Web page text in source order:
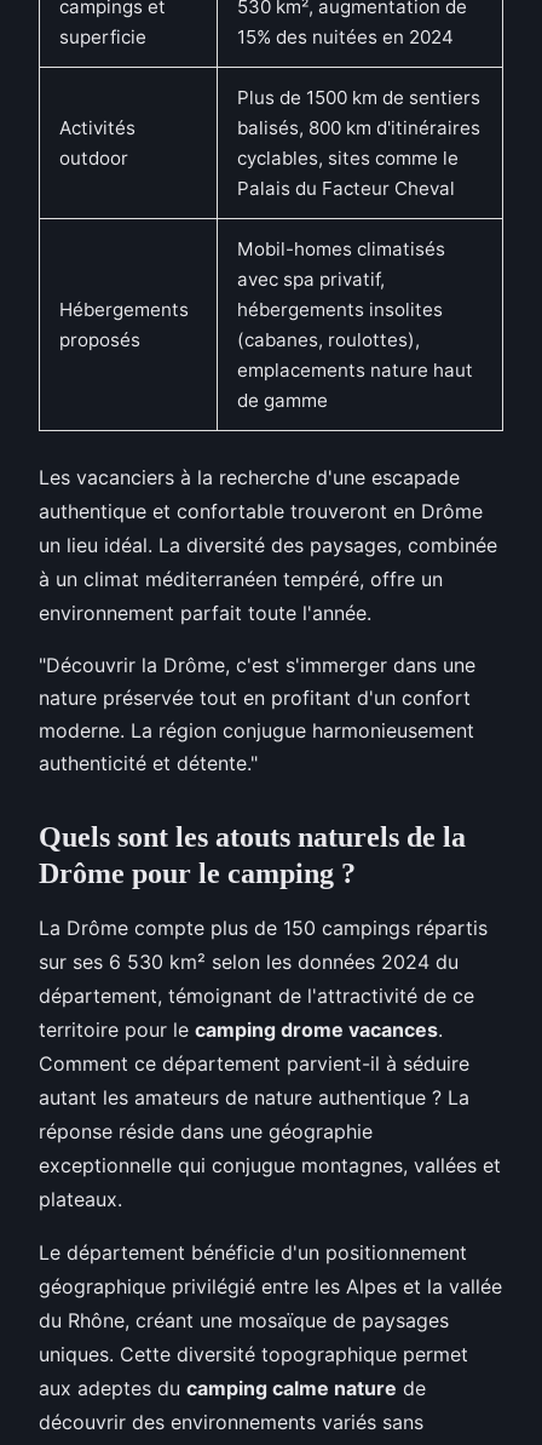
campings et
superficie
530 km², augmentation de
15% des nuitées en 2024
Activités
outdoor
Plus de 1500 km de sentiers
balisés, 800 km d'itinéraires
cyclables, sites comme le
Palais du Facteur Cheval
Hébergements
proposés
Mobil-homes climatisés
avec spa privatif,
hébergements insolites
(cabanes, roulottes),
emplacements nature haut
de gamme
Les vacanciers à la recherche d'une escapade
authentique et confortable trouveront en Drôme
un lieu idéal. La diversité des paysages, combinée
à un climat méditerranéen tempéré, offre un
environnement parfait toute l'année.
"Découvrir la Drôme, c'est s'immerger dans une
nature préservée tout en profitant d'un confort
moderne. La région conjugue harmonieusement
authenticité et détente."
Quels sont les atouts naturels de la
Drôme pour le camping ?
La Drôme compte plus de 150 campings répartis
sur ses 6 530 km² selon les données 2024 du
département, témoignant de l'attractivité de ce
territoire pour le camping drome vacances.
Comment ce département parvient-il à séduire
autant les amateurs de nature authentique ? La
réponse réside dans une géographie
exceptionnelle qui conjugue montagnes, vallées et
plateaux.
Le département bénéficie d'un positionnement
géographique privilégié entre les Alpes et la vallée
du Rhône, créant une mosaïque de paysages
uniques. Cette diversité topographique permet
aux adeptes du camping calme nature de
découvrir des environnements variés sans